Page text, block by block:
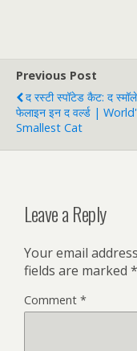
Previous Post
द रस्टी स्पॉटेड कैट: द
फेलाइन इन द वर्ल्ड |
Smallest Cat
Leave a Reply
Your email
fields are marked *
Comment *